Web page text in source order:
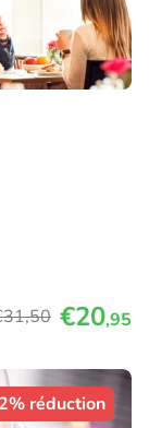
,50 €20,95
réduction